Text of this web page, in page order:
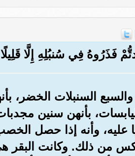
فِي سُنبُلِهِ إِلَّا قَلِيلًا
السنبلات الخضر،
بأنهن سنين
عليه، وأنه إذا حصل
من ذلك. وكانت